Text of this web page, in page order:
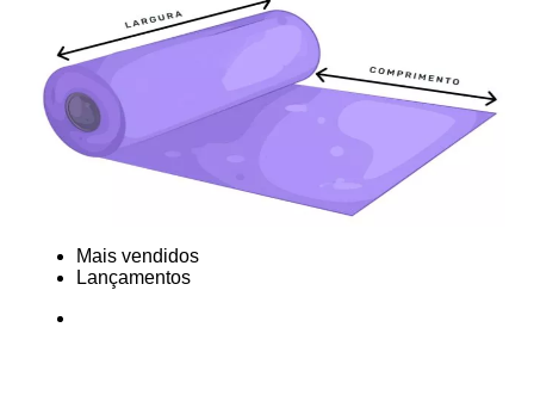
Mais vendidos
Lançamentos